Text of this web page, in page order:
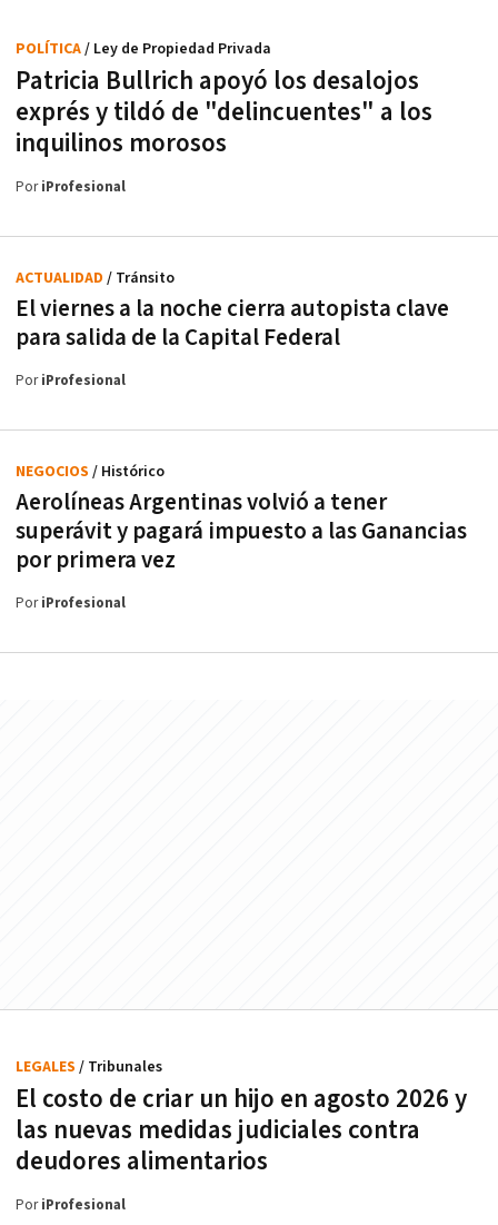
Patricia Bullrich apoyó los desalojos
exprés y tildó de "delincuentes" a los
inquilinos morosos
POLÍTICA/ Ley de Propiedad Privada
PoriProfesional
El viernes a la noche cierra autopista clave
para salida de la Capital Federal
ACTUALIDAD / Tránsito
PoriProfesional
Aerolíneas Argentinas volvió a tener
superávit y pagará impuesto a las Ganancias
por primera vez
NEGOCIOS / Histórico
PoriProfesional
El costo de criar un hijo en agosto 2026 y
las nuevas medidas judiciales contra
deudores alimentarios
LEGALES / Tribunales
PoriProfesional